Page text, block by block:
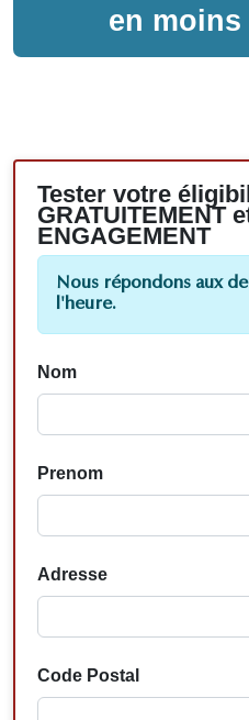
en moins
Tester votre
GRATUITEMENT
ENGAGEMENT
Nous répondons aux
l'heure.
Nom
Prenom
Adresse
Code Postal